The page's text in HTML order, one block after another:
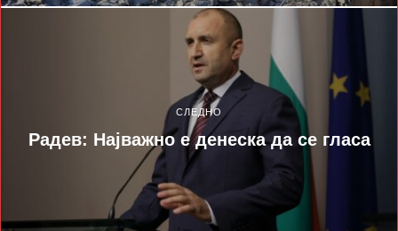
СЛЕДНО
Радев: Најважно е денеска да се гласа